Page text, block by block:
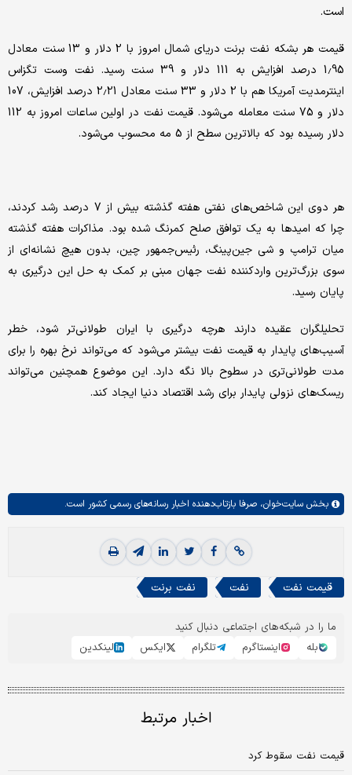
است.
قیمت هر بشکه نفت برنت دریای شمال امروز با 2 دلار و 13 سنت معادل
1.95 درصد افزایش به 111 دلار و 39 سنت رسید. نفت وست تگزاس
اینترمدیت آمریکا هم با 2 دلار و 33 سنت معادل 2.21 درصد افزایش، 107
دلار و 75 سنت معامله می‌شود. قیمت نفت در اولین ساعات امروز به 112
دلار رسیده بود که بالاترین سطح از 5 مه محسوب می‌شود.
هر دوی این شاخص‌های نفتی هفته گذشته بیش از 7 درصد رشد کردند،
چرا که امیدها به یک توافق صلح کمرنگ شده بود. مذاکرات هفته گذشته
میان ترامپ و شی جین‌پینگ، رئیس‌جمهور چین، بدون هیچ نشانه‌ای از
سوی بزرگ‌ترین واردکننده نفت جهان مبنی بر کمک به حل این درگیری به
پایان رسید.
تحلیلگران عقیده دارند هرچه درگیری با ایران طولانی‌تر شود، خطر
آسیب‌های پایدار به قیمت نفت بیشتر می‌شود که می‌تواند نرخ بهره را برای
مدت طولانی‌تری در سطوح بالا نگه دارد. این موضوع همچنین می‌تواند
ریسک‌های نزولی پایدار برای رشد اقتصاد دنیا ایجاد کند.
بخش سایت‌خوان، صرفا بازتاب‌دهنده اخبار رسانه‌های رسمی کشور است.
قیمت نفت نفت نفت برنت
ما را در شبکه‌های اجتماعی دنبال کنید
بله
اینستاگرم تلگرام ایکس لینکدین
اخبار مرتبط
قیمت نفت سقوط کرد